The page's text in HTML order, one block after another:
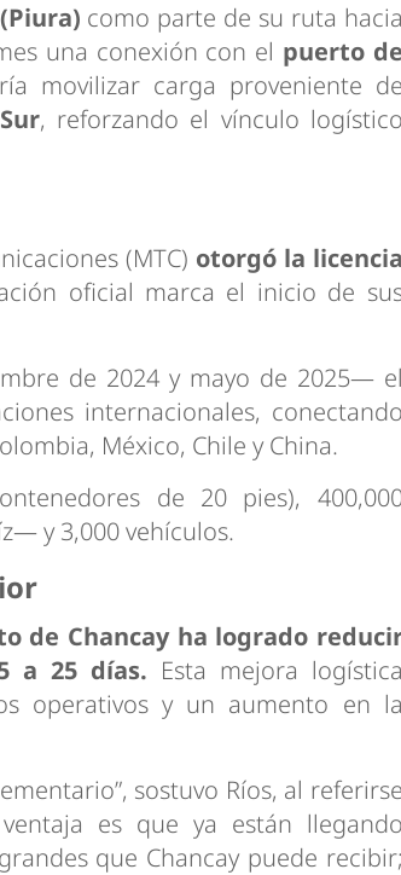
como parte de su ruta hacia
una conexión con el puerto de
movilizar carga proveniente de
, reforzando el vínculo logístico
(MTC) otorgó la licencia
oficial marca el inicio de
de 2024 y mayo de 2025— el
internacionales, conectando
México, Chile y China.
de 20 pies),
y 3,000 vehículos.
de Chancay ha logrado
a 25 días. Esta mejora logística
operativos y un aumento en la
sostuvo Ríos, al referirse
es que ya están llegando
que Chancay puede recibir;